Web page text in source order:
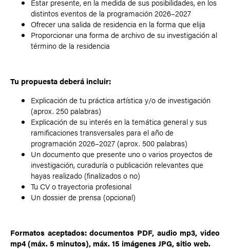
Estar presente, en la medida de sus posibilidades, en los
distintos eventos de la programación 2026–2027
Ofrecer una salida de residencia en la forma que elija
Proporcionar una forma de archivo de su investigación al
término de la residencia
Tu propuesta deberá incluir:
Explicación de tu práctica artística y/o de investigación
(aprox. 250 palabras)
Explicación de su interés en la temática general y sus
ramificaciones transversales para el año de
programación 2026–2027 (aprox. 500 palabras)
Un documento que presente uno o varios proyectos de
investigación, curaduría o publicación relevantes que
hayas realizado (finalizados o no)
Tu CV o trayectoria profesional
Un dossier de prensa (opcional)
Formatos aceptados: documentos PDF, audio mp3, video
mp4 (máx. 5 minutos), máx. 15 imágenes JPG, sitio web.